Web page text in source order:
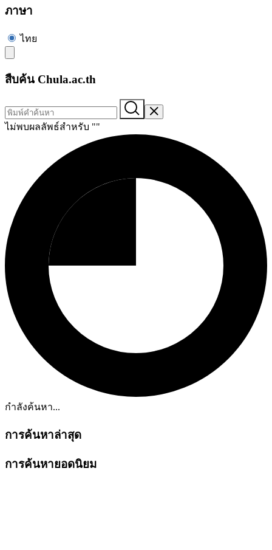
ภาษา
ไทย
สืบค้น Chula.ac.th
ไม่พบผลลัพธ์สำหรับ ""
กำลังค้นหา...
การค้นหาล่าสุด
การค้นหายอดนิยม